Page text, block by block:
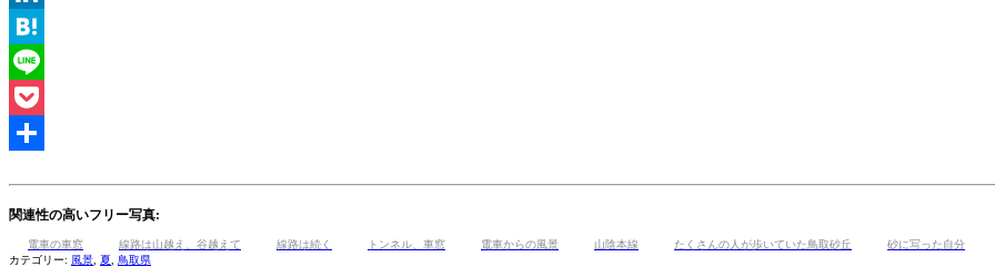
LinkedIn
Hatena
Line
Pocket
関連性の高いフリー写真:
電車の車窓 線路は山越え、谷越えて 線路は続く トンネル、車窓 電車からの風景 山陰本線 たくさんの人が歩いていた鳥取砂丘 砂に写った自分
カテゴリー: 風景 夏 鳥取県